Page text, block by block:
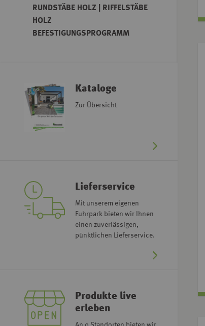
RUNDSTÄBE HOLZ | RIFFELSTÄBE
HOLZ
BEFESTIGUNGSPROGRAMM
Kataloge
Zur Übersicht
Lieferservice
Mit unserem eigenen
Fuhrpark bieten wir Ihnen
einen zuverlässigen,
pünktlichen Lieferservice.
Produkte live
erleben